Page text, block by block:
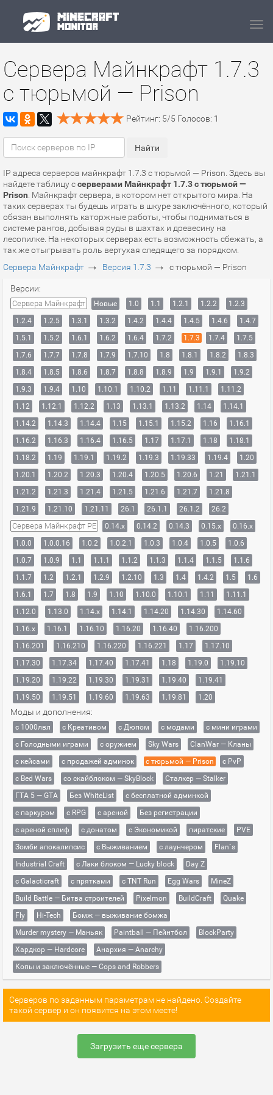
Сервера Майнкрафт 1.7.3
с тюрьмой — Prison
Рейтинг: 5/5 Голосов: 1
IP адреса серверов майнкрафт 1.7.3 с тюрьмой — Prison. Здесь вы
найдете таблицу ссерверами Майнкрафт 1.7.3 с тюрьмой —
Prison . Майнкрафт сервера, в котором нет открытого мира. На
таких серверах ты будешь играть в шкуре заключённого, который
обязан выполнять каторжные работы, чтобы подниматься в
системе рангов, добывая руды в шахтах и древесину на
лесопилке. На некоторых серверах есть возможность сбежать, а
так же отыгрывать роль вертухая следящего за порядком.
Сервера Майнкрафт → Версия 1.7.3 → с тюрьмой — Prison
Версии:
Сервера Майнкрафт Новые 1.0 1.1 1.2.1 1.2.2
1.2.3
1.2.4
1.2.5 1.3.1 1.3.2 1.4.2 1.4.4 1.4.5 1.4.6
1.4.7
1.5.1
1.5.2 1.6.1 1.6.2 1.6.4 1.7.2 1.7.3 1.7.4
1.7.5
1.7.6
1.7.7 1.7.8 1.7.9 1.7.10 1.8 1.8.1 1.8.2
1.8.3
1.8.4
1.8.5 1.8.6 1.8.7 1.8.8 1.8.9 1.9 1.9.1
1.9.2
1.9.3
1.9.4 1.10 1.10.1 1.10.2 1.11 1.11.1
1.11.2
1.12
1.12.1 1.12.2 1.13 1.13.1 1.13.2 1.14
1.14.1
1.14.2
1.14.3 1.14.4 1.15 1.15.1 1.15.2 1.16
1.16.1
1.16.2
1.16.3 1.16.4 1.16.5 1.17 1.17.1 1.18
1.18.1
1.18.2
1.19 1.19.1 1.19.2 1.19.3 1.19.33 1.19.4
1.20
1.20.1
1.20.2 1.20.3 1.20.4 1.20.5 1.20.6 1.21
1.21.1
1.21.2
1.21.3 1.21.4 1.21.5 1.21.6 1.21.7
1.21.8
1.21.9
1.21.10 1.21.11 26.1 26.1.1 26.1.2 26.2
Сервера Майнкрафт PE 0.14.x 0.14.2 0.14.3 0.15.x
0.16.x
1.0.0
1.0.0.16 1.0.2 1.0.2.1 1.0.3 1.0.4 1.0.5
1.0.6
1.0.7
1.0.9 1.1 1.1.1 1.1.2 1.1.3 1.1.4 1.1.5
1.1.6
1.1.7
1.2 1.2.1 1.2.9 1.2.10 1.3 1.4 1.4.2 1.5
1.6
1.6.1
1.7 1.8 1.9 1.10 1.10.0 1.10.1 1.11
1.11.1
1.12.0
1.13.0 1.14.x 1.14.1 1.14.20 1.14.30
1.14.60
1.16.x
1.16.1 1.16.10 1.16.20 1.16.40
1.16.200
1.16.201
1.16.210 1.16.220 1.16.221 1.17
1.17.10
1.17.30
1.17.34 1.17.40 1.17.41 1.18 1.19.0
1.19.10
1.19.20
1.19.22 1.19.30 1.19.31 1.19.40
1.19.41
1.19.50
1.19.51 1.19.60 1.19.63 1.19.81 1.20
Моды и дополнения:
с 1000лвл c Креативом с Дюпом с модами
с мини играми
с Голодными играми
с оружием Sky Wars
ClanWar — Кланы
с кейсами
с продажей админок с тюрьмой — Prison
с PvP
с Bed Wars
со скайблоком — SkyBlock
Сталкер — Stalker
ГТА 5 — GTA
Без WhiteList
с бесплатной админкой
с паркуром
с RPG с ареной
Без регистрации
с ареной сплиф
с донатом с Экономикой пиратские
PVE
Зомби апокалипсис
с Выживанием с лаунчером
Flan`s
Industrial Craft
с Лаки блоком — Lucky block
Day Z
с Galacticraft
с прятками с TNT Run Egg Wars
MineZ
Build Battle — Битва строителей
Pixelmon BuildCraft
Quake
Fly
Hi-Tech
Бомж — выживание бомжа
Murder mystery — Маньяк
Paintball — Пейнтбол
BlockParty
Хардкор — Hardcore
Анархия — Anarchy
Копы и заключённые — Cops and Robbers
Серверов по заданным параметрам не найдено. Создайте
такой сервер и он появится на этом месте!
Загрузить еще сервера